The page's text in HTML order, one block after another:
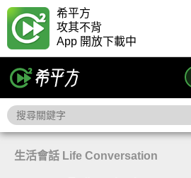
希平方
攻其不背
App 開放下載中
生活會話 Life Conversation